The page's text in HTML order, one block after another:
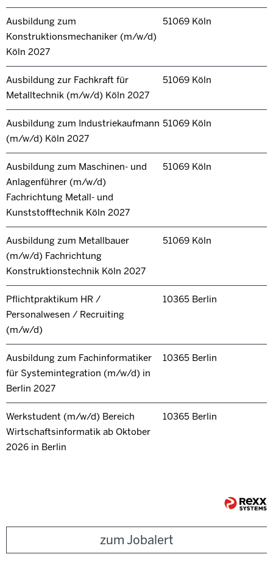
Ausbildung zum
Konstruktionsmechaniker (m/w/d)
Köln 2027
51069 Köln
Ausbildung zur Fachkraft für
Metalltechnik (m/w/d) Köln 2027
51069 Köln
Ausbildung zum Industriekaufmann
(m/w/d) Köln 2027
51069 Köln
Ausbildung zum Maschinen- und
Anlagenführer (m/w/d)
Fachrichtung Metall- und
Kunststofftechnik Köln 2027
51069 Köln
Ausbildung zum Metallbauer
(m/w/d) Fachrichtung
Konstruktionstechnik Köln 2027
51069 Köln
Pflichtpraktikum HR /
Personalwesen / Recruiting
(m/w/d)
10365 Berlin
Ausbildung zum Fachinformatiker
für Systemintegration (m/w/d) in
Berlin 2027
10365 Berlin
Werkstudent (m/w/d) Bereich
Wirtschaftsinformatik ab Oktober
2026 in Berlin
10365 Berlin
zum Jobalert